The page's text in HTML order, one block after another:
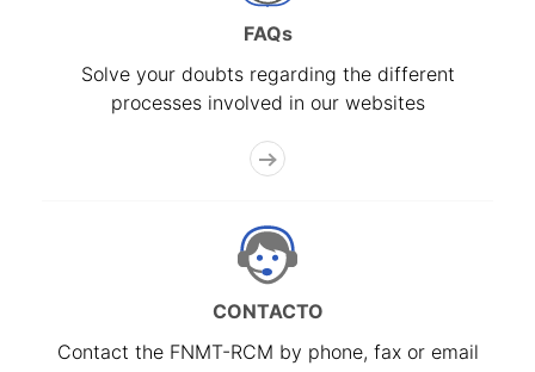
FAQs
Solve your doubts regarding the different
processes involved in our websites
CONTACTO
Contact the FNMT-RCM by phone, fax or email